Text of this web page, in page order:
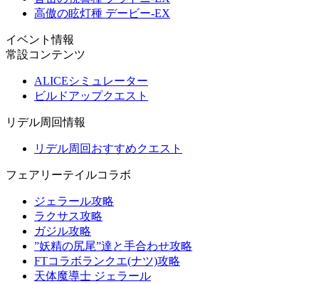
高傲の眩灯種 デービー-EX
イベント情報
常設コンテンツ
ALICEシミュレーター
ビルドアップクエスト
リデル周回情報
リデル周回おすすめクエスト
フェアリーテイルコラボ
ジェラール攻略
ラクサス攻略
ガジル攻略
”妖精の尻尾”達と手合わせ攻略
FTコラボランクエ(ナツ)攻略
天体魔導士 ジェラール